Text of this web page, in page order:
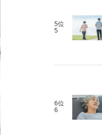
5位
5
6位
6